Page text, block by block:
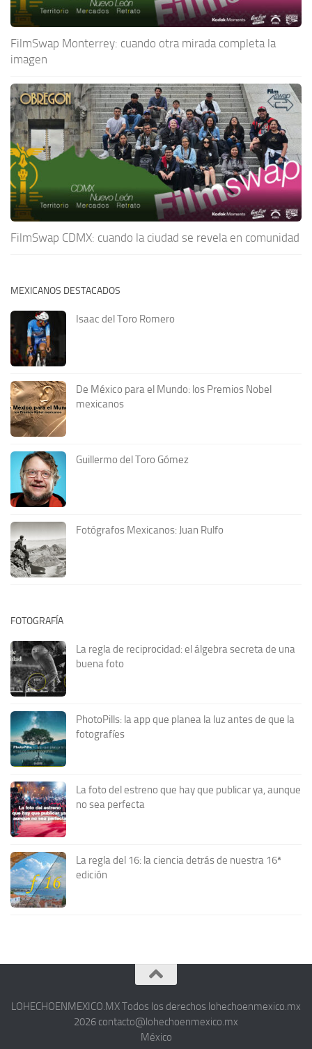
FilmSwap Monterrey: cuando otra mirada completa la
imagen
FilmSwap CDMX: cuando la ciudad se revela en comunidad
MEXICANOS DESTACADOS
Isaac del Toro Romero
De México para el Mundo: los Premios Nobel
mexicanos
Guillermo del Toro Gómez
Fotógrafos Mexicanos: Juan Rulfo
FOTOGRAFÍA
La regla de reciprocidad: el álgebra secreta de una
buena foto
PhotoPills: la app que planea la luz antes de que la
fotografíes
La foto del estreno que hay que publicar ya, aunque
no sea perfecta
La regla del 16: la ciencia detrás de nuestra 16ª
edición
LOHECHOENMEXICO.MX Todos los derechos lohechoenmexico.mx
2026 contacto@lohechoenmexico.mx
México